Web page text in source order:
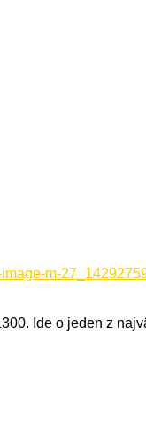
Ide o jeden z